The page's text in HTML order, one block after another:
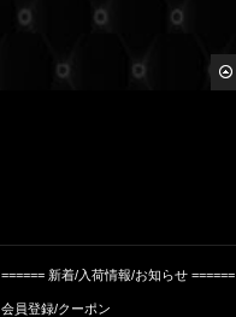
====== 新着/入荷情報/お知らせ ======
会員登録/クーポン